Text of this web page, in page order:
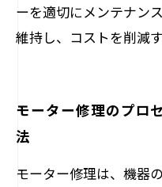
ーを適切にメンテナン
維持し、コストを削減
モーター修理のプロ
法
モーター修理は、機器